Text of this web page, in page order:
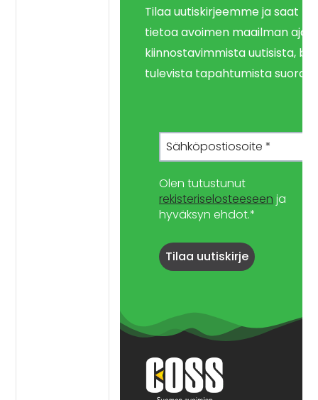
Tilaa uutiskirjeemme ja saat
tietoa avoimen maailman
kiinnostavimmista uutisista,
tulevista tapahtumista
Olen tutustunut
rekisteriselosteeseen ja
hyväksyn ehdot.*